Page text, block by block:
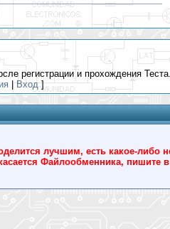
регистрации и прохождения Теста.
|Вход]
лучшим, есть какое-либо
Файлообменника, пишите в